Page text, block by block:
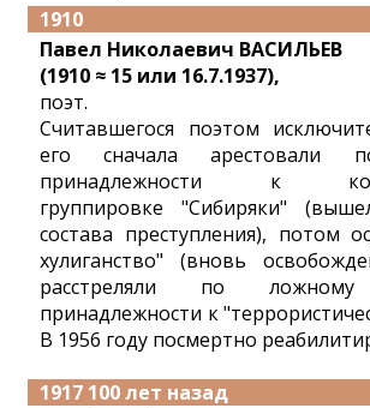
1910
Павел Николаевич ВАСИЛЬЕВ
(1910 ≈ 15 или 16.7.1937),
поэт.
Считавшегося поэтом
его сначала арестовали
принадлежности к
группировке "Сибиряки"
состава преступления), потом
хулиганство" (вновь
расстреляли по
принадлежности к
В 1956 году посмертно
1917 100 лет назад